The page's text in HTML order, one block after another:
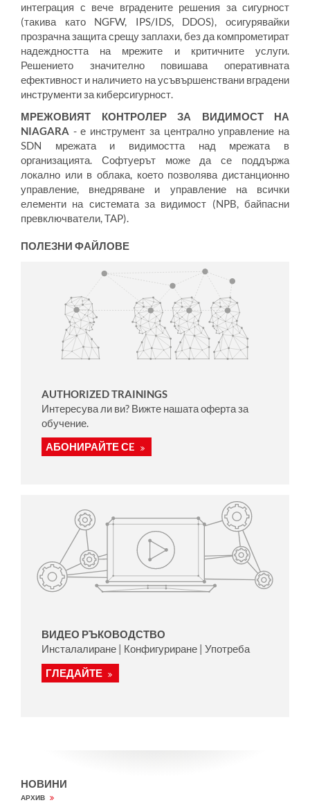
интеграция с вече вградените решения за сигурност
(такива като NGFW, IPS/IDS, DDOS), осигурявайки
прозрачна защита срещу заплахи, без да компрометират
надеждността на мрежите и критичните услуги.
Решението значително повишава оперативната
ефективност и наличието на усъвършенствани вградени
инструменти за киберсигурност.
МРЕЖОВИЯТ КОНТРОЛЕР ЗА ВИДИМОСТ НА
NIAGARA - е инструмент за централно управление на
SDN мрежата и видимостта над мрежата в
организацията. Софтуерът може да се поддържа
локално или в облака, което позволява дистанционно
управление, внедряване и управление на всички
елементи на системата за видимост (NPB, байпасни
превключватели, TAP).
ПОЛЕЗНИ ФАЙЛОВЕ
AUTHORIZED TRAININGS
Интересува ли ви? Вижте нашата оферта за
обучение.
АБОНИРАЙТЕ СE
ВИДЕО РЪКОВОДСТВО
Инсталалиране | Конфигуриране | Употреба
ГЛЕДАЙТЕ
НОВИНИ
АРХИВ